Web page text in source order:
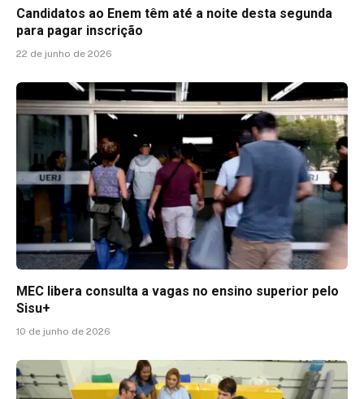
Candidatos ao Enem têm até a noite desta segunda
para pagar inscrição
22 de junho de 2026
MEC libera consulta a vagas no ensino superior pelo
Sisu+
10 de junho de 2026